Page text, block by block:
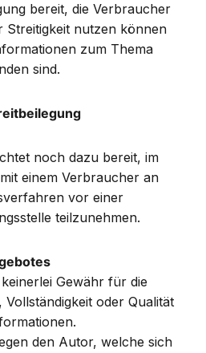
bereit, die Verbraucher
Streitigkeit nutzen können
zum Thema
sind.
noch dazu bereit, im
einem Verbraucher an
vor einer
teilzunehmen.
Gewähr für die
oder Qualität
den Autor, welche sich